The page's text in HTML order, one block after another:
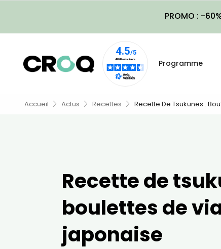
PROMO : -
Programme
Accueil Actus Recettes Recette De Tsukunes :
Recette de
boulettes de
japonaise